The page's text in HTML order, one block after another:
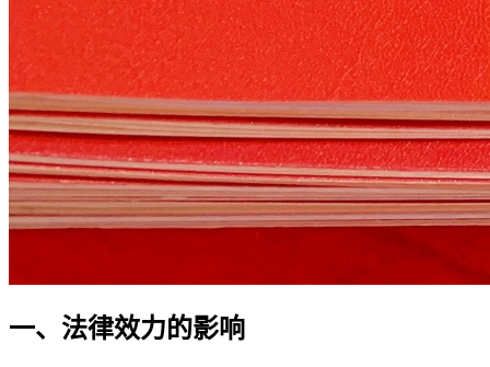
一、法律效力的影响